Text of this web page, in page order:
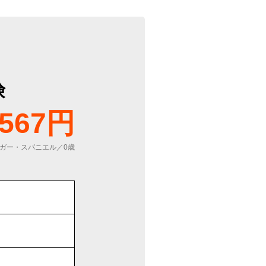
円
ー・スパニエル／0歳